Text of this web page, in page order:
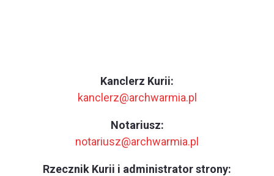
Kanclerz Kurii:
kanclerz@archwarmia.pl
Notariusz:
notariusz@archwarmia.pl
Rzecznik Kurii i administrator strony: